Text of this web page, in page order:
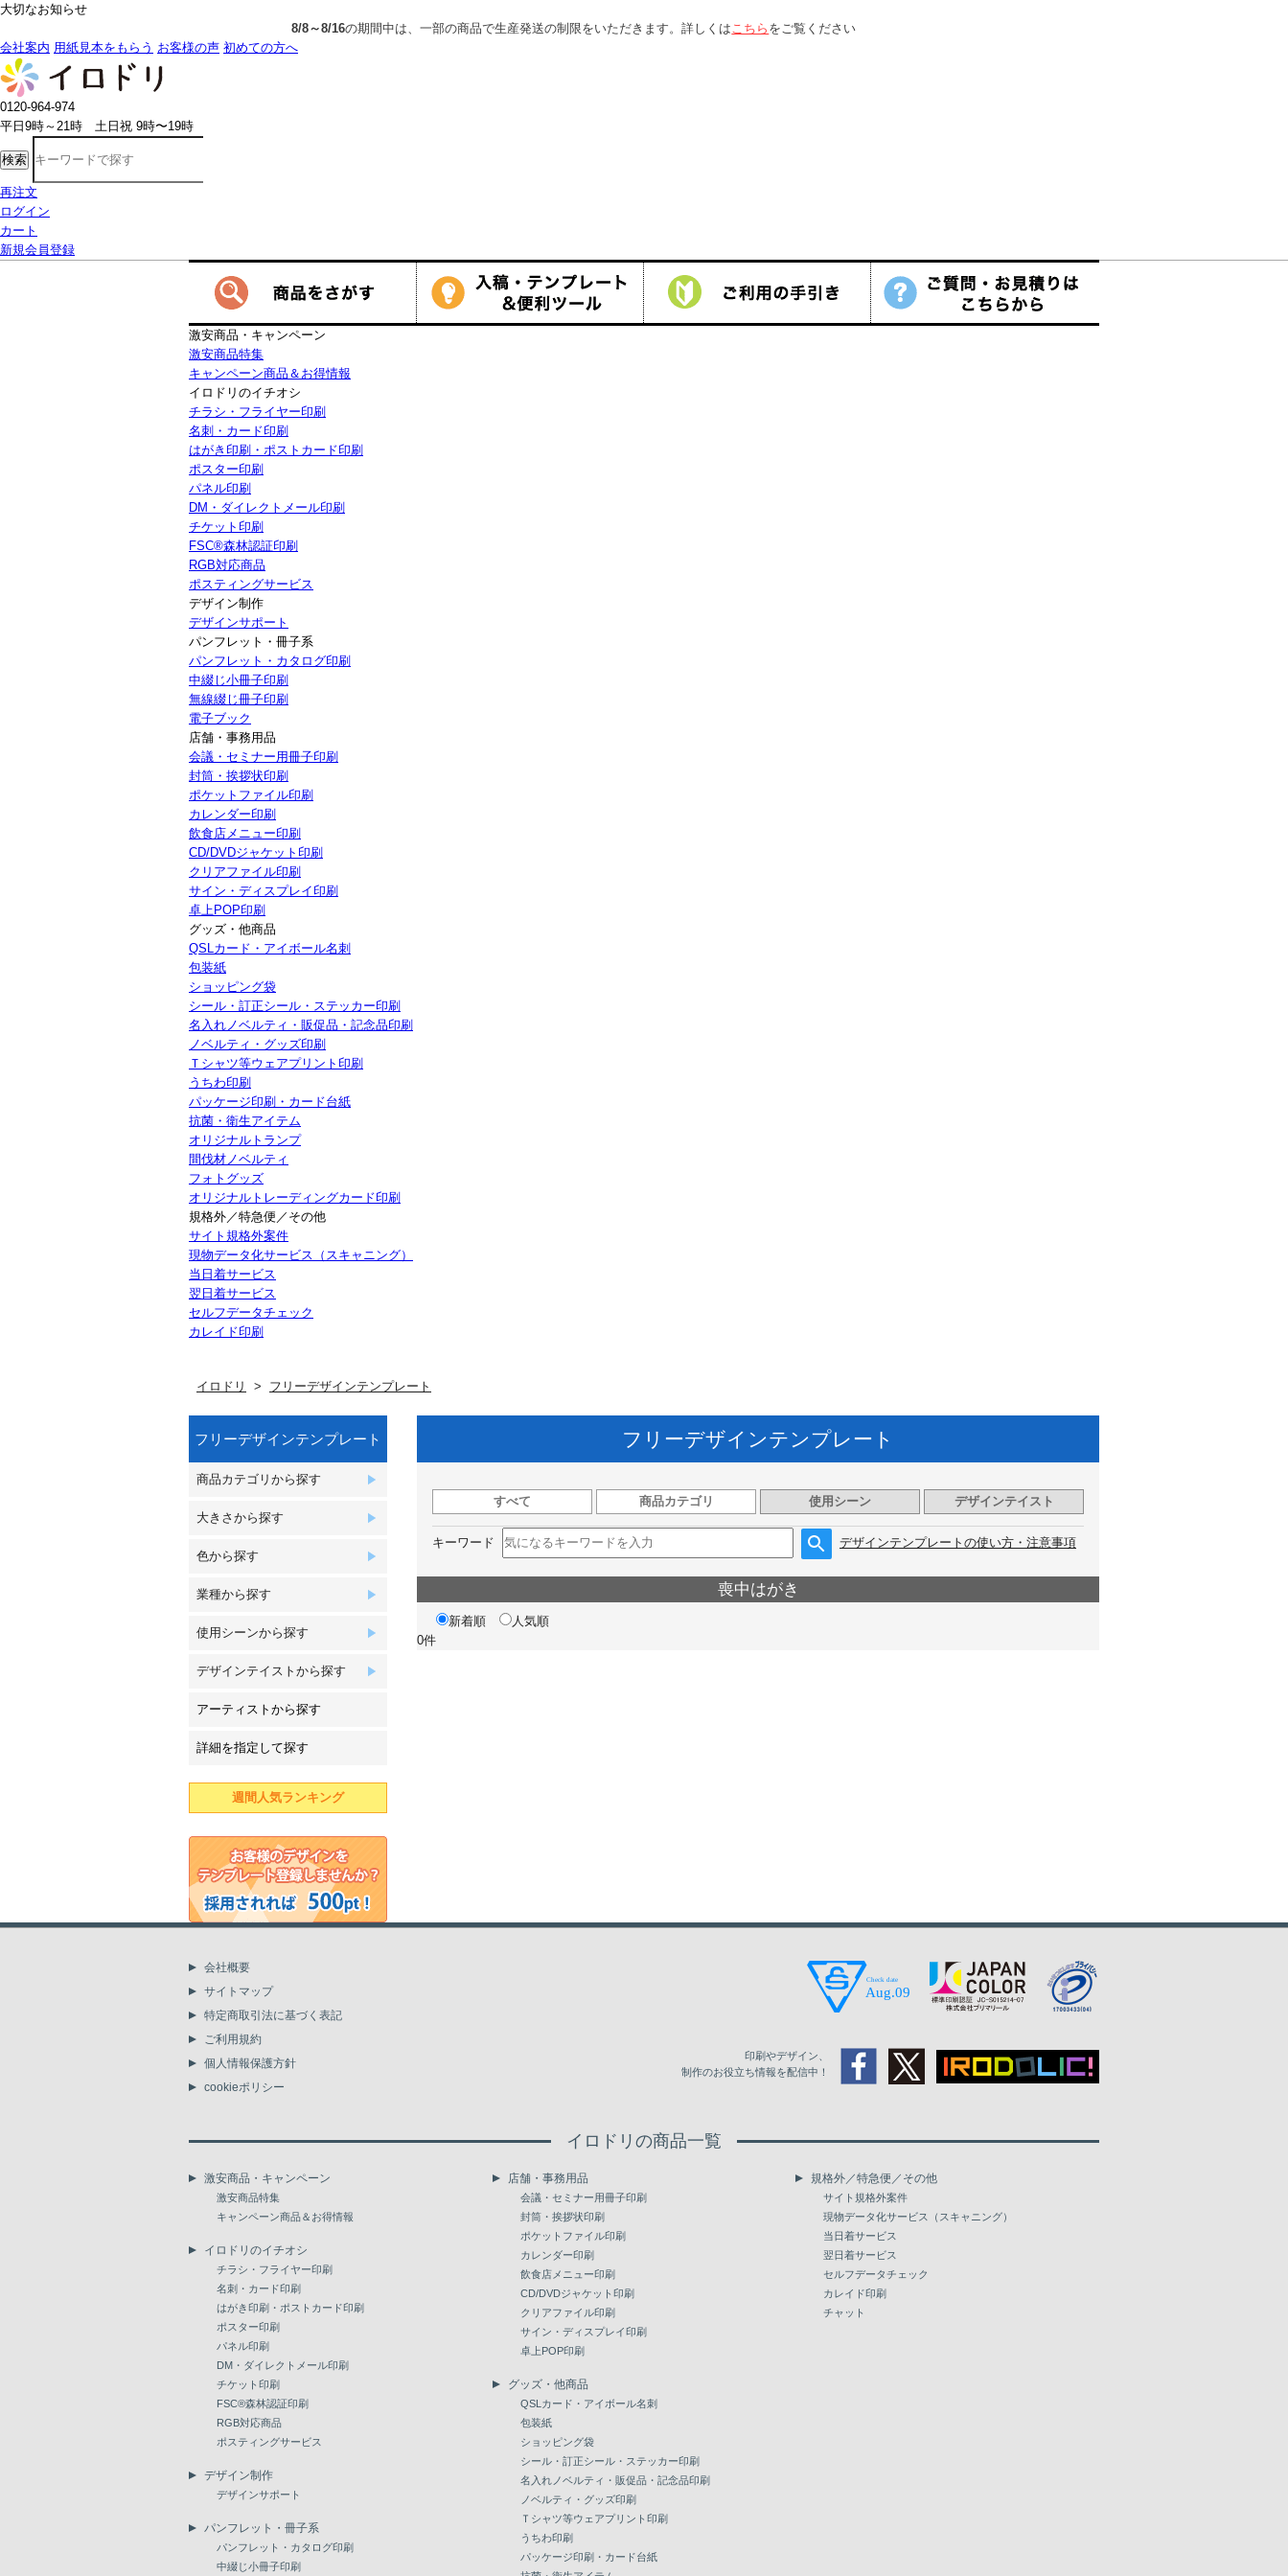
大切なお知らせ
の期間中は、一部の商品で生産発送の制限をいただきます。詳しくはこちらをご覧ください
会社案内 用紙見本をもらう お客様の声 初めての方へ
0120-964-974
平日9時～21時 土日祝 9時〜19時
検索
再注文
ログイン
カート
新規会員登録
激安商品・キャンペーン
激安商品特集
キャンペーン商品＆お得情報
イロドリのイチオシ
チラシ・フライヤー印刷
名刺・カード印刷
はがき印刷・ポストカード印刷
ポスター印刷
パネル印刷
DM・ダイレクトメール印刷
チケット印刷
FSC®森林認証印刷
RGB対応商品
ポスティングサービス
デザイン制作
デザインサポート
パンフレット・冊子系
パンフレット・カタログ印刷
中綴じ小冊子印刷
無線綴じ冊子印刷
電子ブック
店舗・事務用品
会議・セミナー用冊子印刷
封筒・挨拶状印刷
ポケットファイル印刷
カレンダー印刷
飲食店メニュー印刷
CD/DVDジャケット印刷
クリアファイル印刷
サイン・ディスプレイ印刷
卓上POP印刷
グッズ・他商品
QSLカード・アイボール名刺
包装紙
ショッピング袋
シール・訂正シール・ステッカー印刷
名入れノベルティ・販促品・記念品印刷
ノベルティ・グッズ印刷
Ｔシャツ等ウェアプリント印刷
うちわ印刷
パッケージ印刷・カード台紙
抗菌・衛生アイテム
オリジナルトランプ
間伐材ノベルティ
フォトグッズ
オリジナルトレーディングカード印刷
規格外／特急便／その他
サイト規格外案件
現物データ化サービス（スキャニング）
当日着サービス
翌日着サービス
セルフデータチェック
カレイド印刷
イロドリ フリーデザインテンプレート
フリーデザインテンプレート
商品カテゴリから探す
大きさから探す
色から探す
業種から探す
使用シーンから探す
デザインテイストから探す
アーティストから探す
詳細を指定して探す
週間人気ランキング
フリーデザインテンプレート
すべて 商品カテゴリ 使用シーン デザインテイスト
キーワード デザインテンプレートの使い方・注意事項
喪中はがき
新着順
人気順
0件
会社概要
サイトマップ
特定商取引法に基づく表記
ご利用規約
個人情報保護方針
cookieポリシー
印刷やデザイン、
制作のお役立ち情報を配信中！
イロドリの商品一覧
激安商品・キャンペーン
激安商品特集
キャンペーン商品＆お得情報
イロドリのイチオシ
チラシ・フライヤー印刷
名刺・カード印刷
はがき印刷・ポストカード印刷
ポスター印刷
パネル印刷
DM・ダイレクトメール印刷
チケット印刷
FSC®森林認証印刷
RGB対応商品
ポスティングサービス
デザイン制作
デザインサポート
パンフレット・冊子系
パンフレット・カタログ印刷
中綴じ小冊子印刷
店舗・事務用品
会議・セミナー用冊子印刷
封筒・挨拶状印刷
ポケットファイル印刷
カレンダー印刷
飲食店メニュー印刷
CD/DVDジャケット印刷
クリアファイル印刷
サイン・ディスプレイ印刷
卓上POP印刷
グッズ・他商品
QSLカード・アイボール名刺
包装紙
ショッピング袋
シール・訂正シール・ステッカー印刷
名入れノベルティ・販促品・記念品印刷
ノベルティ・グッズ印刷
Ｔシャツ等ウェアプリント印刷
うちわ印刷
パッケージ印刷・カード台紙
規格外／特急便／その他
サイト規格外案件
現物データ化サービス（スキャニング）
当日着サービス
翌日着サービス
セルフデータチェック
カレイド印刷
チャット